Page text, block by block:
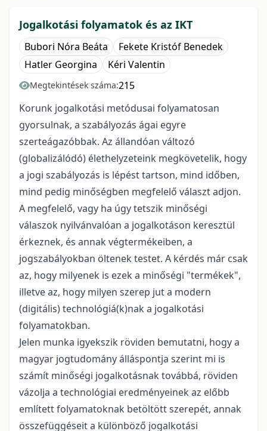
Jogalkotási folyamatok és az IKT
Bubori Nóra Beáta
Fekete Kristóf Benedek
Hatler Georgina
Kéri Valentin
Megtekintések száma:215
Korunk jogalkotási metódusai folyamatosan
gyorsulnak, a szabályozás ágai egyre
szerteágazóbbak. Az állandóan változó
(globalizálódó) élethelyzeteink megkövetelik, hogy
a jogi szabályozás is lépést tartson, mind időben,
mind pedig minőségben megfelelő választ adjon.
A megfelelő, vagy ha úgy tetszik minőségi
válaszok nyilvánvalóan a jogalkotáson keresztül
érkeznek, és annak végtermékeiben, a
jogszabályokban öltenek testet. A kérdés már csak
az, hogy milyenek is ezek a minőségi "termékek",
illetve az, hogy milyen szerep jut a modern
(digitális) technológiá(k)nak a jogalkotási
folyamatokban.
Jelen munka igyekszik röviden bemutatni, hogy a
magyar jogtudomány álláspontja szerint mi is
számít minőségi jogalkotásnak továbbá, röviden
vázolja a technológiai eredményeinek az előbb
említett folyamatoknak betöltött szerepét, annak
összefüggéseit a különböző jogalkotási